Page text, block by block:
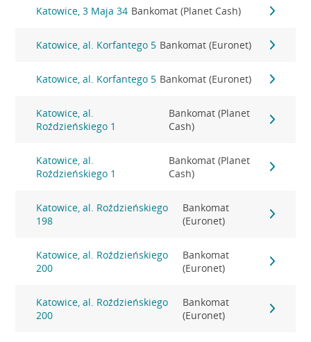
Katowice, 3 Maja 34 Bankomat (Planet Cash)
Katowice, al. Korfantego 5 Bankomat (Euronet)
Katowice, al. Korfantego 5 Bankomat (Euronet)
Katowice, al.
Roździeńskiego 1
Bankomat (Planet
Cash)
Katowice, al.
Roździeńskiego 1
Bankomat (Planet
Cash)
Katowice, al. Roździeńskiego
198
Bankomat
(Euronet)
Katowice, al. Roździeńskiego
200
Bankomat
(Euronet)
Katowice, al. Roździeńskiego
200
Bankomat
(Euronet)